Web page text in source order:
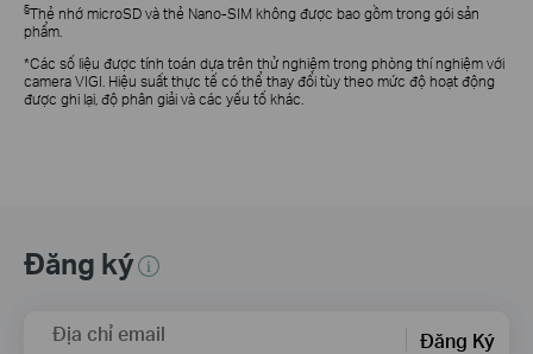
§Thẻ nhớ microSD và thẻ Nano-SIM không được bao gồm trong gói sản
phẩm.
*Các số liệu được tính toán dựa trên thử nghiệm trong phòng thí nghiệm với
camera VIGI. Hiệu suất thực tế có thể thay đổi tùy theo mức độ hoạt động
được ghi lại, độ phân giải và các yếu tố khác.
Đăng ký
Địa chỉ email Đăng Ký